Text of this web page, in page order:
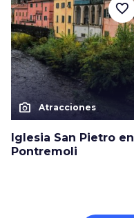
photo_camera Atracciones
Iglesia San Pietro en
Pontremoli
favorite_border